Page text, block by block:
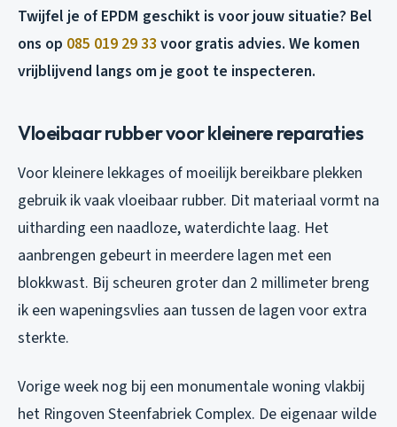
Twijfel je of EPDM geschikt is voor jouw situatie? Bel
ons op 085 019 29 33 voor gratis advies. We komen
vrijblijvend langs om je goot te inspecteren.
Vloeibaar rubber voor kleinere reparaties
Voor kleinere lekkages of moeilijk bereikbare plekken
gebruik ik vaak vloeibaar rubber. Dit materiaal vormt na
uitharding een naadloze, waterdichte laag. Het
aanbrengen gebeurt in meerdere lagen met een
blokkwast. Bij scheuren groter dan 2 millimeter breng
ik een wapeningsvlies aan tussen de lagen voor extra
sterkte.
Vorige week nog bij een monumentale woning vlakbij
het Ringoven Steenfabriek Complex. De eigenaar wilde